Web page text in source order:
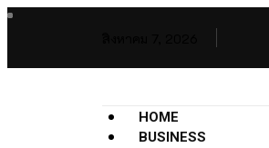
HOME
BUSINESS